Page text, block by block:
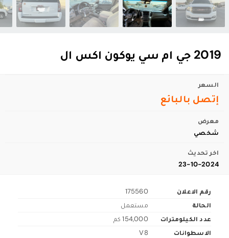
2019 جي ام سي يوكون اكس ال
السعر
إتصل بالبائع
معرض
شخصي
اخر تحديث
23-10-2024
رقم الاعلان
175560
الحالة
مستعمل
عدد الكيلومترات
154,000 كم
الاسطوانات
V8